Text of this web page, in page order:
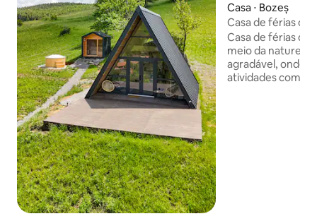
Casa ⋅ Bozeș
Casa de férias
natureza
Casa de férias de
meio da
agradável, onde
atividades como